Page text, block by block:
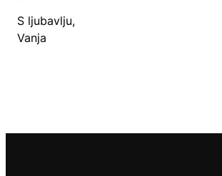
S ljubavlju,
Vanja